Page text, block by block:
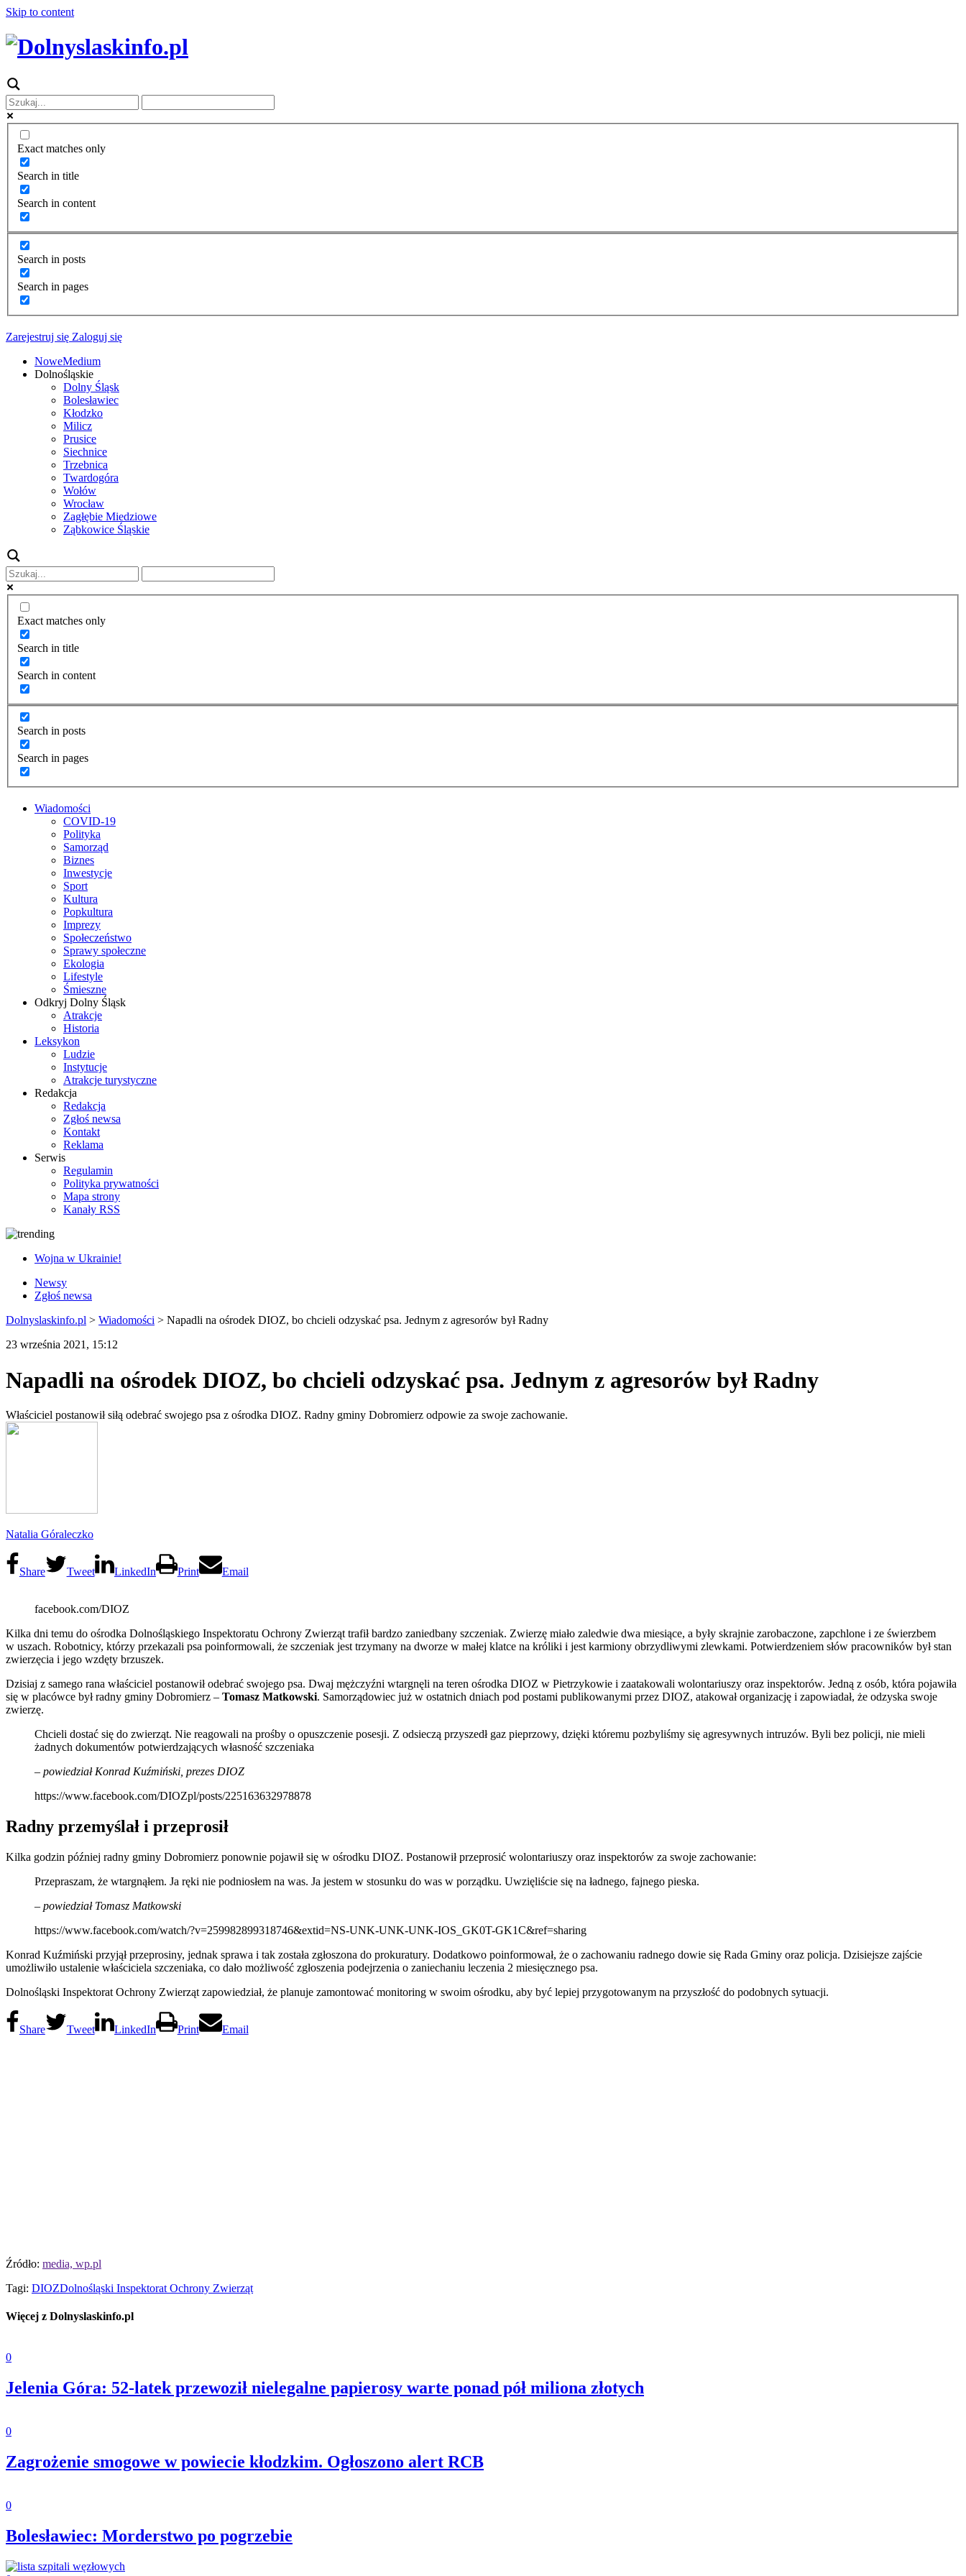
Skip to content
Exact matches only
Search in title
Search in content
Search in posts
Search in pages
Zarejestruj się Zaloguj się
NoweMedium
Dolnośląskie
Dolny Śląsk
Bolesławiec
Kłodzko
Milicz
Prusice
Siechnice
Trzebnica
Twardogóra
Wołów
Wrocław
Zagłębie Miedziowe
Ząbkowice Śląskie
Exact matches only
Search in title
Search in content
Search in posts
Search in pages
Wiadomości
COVID-19
Polityka
Samorząd
Biznes
Inwestycje
Sport
Kultura
Popkultura
Imprezy
Społeczeństwo
Sprawy społeczne
Ekologia
Lifestyle
Śmieszne
Odkryj Dolny Śląsk
Atrakcje
Historia
Leksykon
Ludzie
Instytucje
Atrakcje turystyczne
Redakcja
Redakcja
Zgłoś newsa
Kontakt
Reklama
Serwis
Regulamin
Polityka prywatności
Mapa strony
Kanały RSS
Wojna w Ukrainie!
Newsy
Zgłoś newsa
Dolnyslaskinfo.pl > Wiadomości > Napadli na ośrodek DIOZ, bo chcieli odzyskać psa. Jednym z agresorów był Radny
23 września 2021, 15:12
Napadli na ośrodek DIOZ, bo chcieli odzyskać psa. Jednym z agresorów był Radny
Właściciel postanowił siłą odebrać swojego psa z ośrodka DIOZ. Radny gminy Dobromierz odpowie za swoje zachowanie.
Natalia Góraleczko
Share Tweet LinkedIn Print Email
facebook.com/DIOZ
Kilka dni temu do ośrodka Dolnośląskiego Inspektoratu Ochrony Zwierząt trafił bardzo zaniedbany szczeniak. Zwierzę miało zaledwie dwa miesiące, a były skrajnie zarobaczone, zapchlone i ze świerzbem
w uszach. Robotnicy, którzy przekazali psa poinformowali, że szczeniak jest trzymany na dworze w małej klatce na króliki i jest karmiony obrzydliwymi zlewkami. Potwierdzeniem słów pracowników był stan
zwierzęcia i jego wzdęty brzuszek.
Dzisiaj z samego rana właściciel postanowił odebrać swojego psa. Dwaj mężczyźni wtargnęli na teren ośrodka DIOZ w Pietrzykowie i zaatakowali wolontariuszy oraz inspektorów. Jedną z osób, która pojawiła
się w placówce był radny gminy Dobromierz – Tomasz Matkowski. Samorządowiec już w ostatnich dniach pod postami publikowanymi przez DIOZ, atakował organizację i zapowiadał, że odzyska swoje
zwierzę.
Chcieli dostać się do zwierząt. Nie reagowali na prośby o opuszczenie posesji. Z odsieczą przyszedł gaz pieprzowy, dzięki któremu pozbyliśmy się agresywnych intruzów. Byli bez policji, nie mieli
żadnych dokumentów potwierdzających własność szczeniaka
– powiedział Konrad Kuźmiński, prezes DIOZ
https://www.facebook.com/DIOZpl/posts/225163632978878
Radny przemyślał i przeprosił
Kilka godzin później radny gminy Dobromierz ponownie pojawił się w ośrodku DIOZ. Postanowił przeprosić wolontariuszy oraz inspektorów za swoje zachowanie:
Przepraszam, że wtargnąłem. Ja ręki nie podniosłem na was. Ja jestem w stosunku do was w porządku. Uwzięliście się na ładnego, fajnego pieska.
– powiedział Tomasz Matkowski
https://www.facebook.com/watch/?v=259982899318746&extid=NS-UNK-UNK-UNK-IOS_GK0T-GK1C&ref=sharing
Konrad Kuźmiński przyjął przeprosiny, jednak sprawa i tak została zgłoszona do prokuratury. Dodatkowo poinformował, że o zachowaniu radnego dowie się Rada Gminy oraz policja. Dzisiejsze zajście
umożliwiło ustalenie właściciela szczeniaka, co dało możliwość zgłoszenia podejrzenia o zaniechaniu leczenia 2 miesięcznego psa.
Dolnośląski Inspektorat Ochrony Zwierząt zapowiedział, że planuje zamontować monitoring w swoim ośrodku, aby być lepiej przygotowanym na przyszłość do podobnych sytuacji.
Share Tweet LinkedIn Print Email
Źródło: media, wp.pl
Tagi: DIOZDolnośląski Inspektorat Ochrony Zwierząt
Więcej z Dolnyslaskinfo.pl
0
Jelenia Góra: 52-latek przewoził nielegalne papierosy warte ponad pół miliona złotych
0
Zagrożenie smogowe w powiecie kłodzkim. Ogłoszono alert RCB
0
Bolesławiec: Morderstwo po pogrzebie